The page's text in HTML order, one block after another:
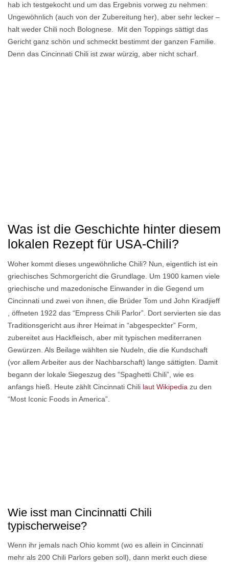
hab ich testgekocht und um das Ergebnis vorweg zu nehmen:
Ungewöhnlich (auch von der Zubereitung her), aber sehr lecker –
halt weder Chili noch Bolognese. Mit den Toppings sättigt das
Gericht ganz schön und schmeckt bestimmt der ganzen Familie.
Denn das Cincinnati Chili ist zwar würzig, aber nicht scharf.
Was ist die Geschichte hinter diesem
lokalen Rezept für USA-Chili?
Woher kommt dieses ungewöhnliche Chili? Nun, eigentlich ist ein
griechisches Schmorgericht die Grundlage. Um 1900 kamen viele
griechische und mazedonische Einwander in die Gegend um
Cincinnati und zwei von ihnen, die Brüder Tom und John Kiradjieff
, öffneten 1922 das “Empress Chili Parlor”. Dort servierten sie das
Traditionsgericht aus ihrer Heimat in “abgespeckter” Form,
zubereitet aus Hackfleisch, aber mit typischen mediterranen
Gewürzen. Als Beilage wählten sie Nudeln, die die Kundschaft
(vor allem Arbeiter aus der Nachbarschaft) lange sättigten. Damit
begann der lokale Siegeszug des “Spaghetti Chili”, wie es
anfangs hieß. Heute zählt Cincinnati Chili laut Wikipedia zu den
“Most Iconic Foods in America”.
Wie isst man Cincinnatti Chili
typischerweise?
Wenn ihr jemals nach Ohio kommt (wo es allein in Cincinnati
mehr als 200 Chili Parlors geben soll), dann merkt euch diese